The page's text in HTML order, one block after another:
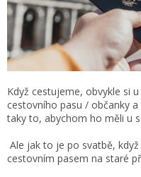
Když cestujeme, obvykle si
cestovního pasu / občanky
taky to, abychom ho měli u
Ale jak to je po svatbě,
cestovním pasem na staré